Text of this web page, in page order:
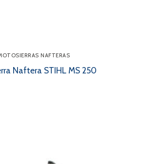
NAFTERAS
Naftera STIHL MS 250